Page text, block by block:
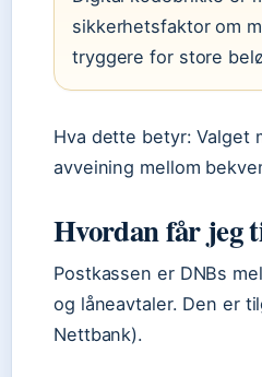
sikkerhetsfaktor om
tryggere for store
Hva dette betyr: Valget
avveining mellom
Hvordan får jeg
Postkassen er DNBs
og låneavtaler. Den er
Nettbank).